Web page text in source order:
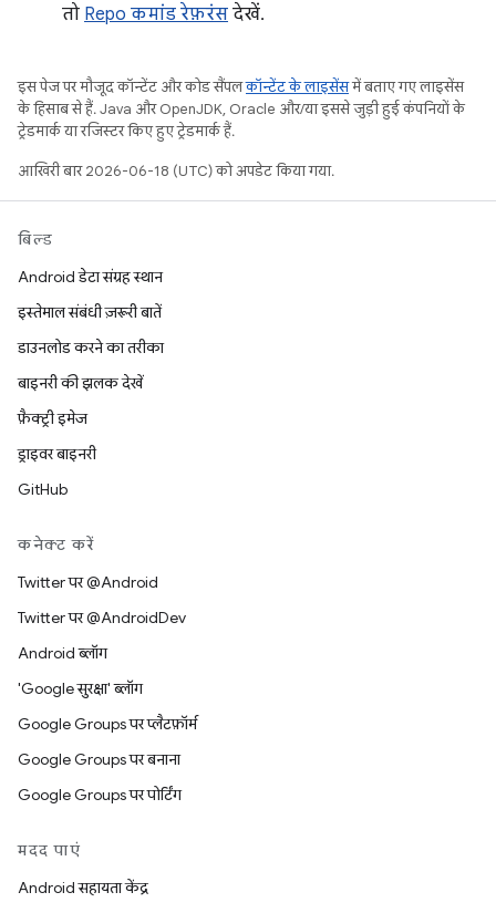
तो Repo कमांड रेफ़रंस देखें.
इस पेज पर मौजूद कॉन्टेंट और कोड सैंपलकॉन्टेंट के लाइसेंसमें बताए गए लाइसेंस
के हिसाब से हैं. Java और OpenJDK, Oracle और/या इससे जुड़ी हुई कंपनियों के
ट्रेडमार्क या रजिस्टर किए हुए ट्रेडमार्क हैं.
आखिरी बार 2026-06-18 (UTC) को अपडेट किया गया.
बिल्ड
Android डेटा संग्रह स्थान
इस्तेमाल संबंधी ज़रूरी बातें
डाउनलोड करने का तरीका
बाइनरी की झलक देखें
फ़ैक्ट्री इमेज
ड्राइवर बाइनरी
GitHub
कनेक्ट करें
Twitter पर @Android
Twitter पर @AndroidDev
Android ब्लॉग
'Google सुरक्षा' ब्लॉग
Google Groups पर प्लैटफ़ॉर्म
Google Groups पर बनाना
Google Groups पर पोर्टिंग
मदद पाएं
Android सहायता केंद्र